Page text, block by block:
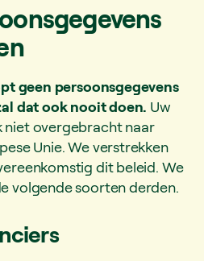
geen persoonsgegevens
dat ook nooit doen. Uw
niet overgebracht naar
Unie. We verstrekken
dit beleid. We
volgende soorten derden.